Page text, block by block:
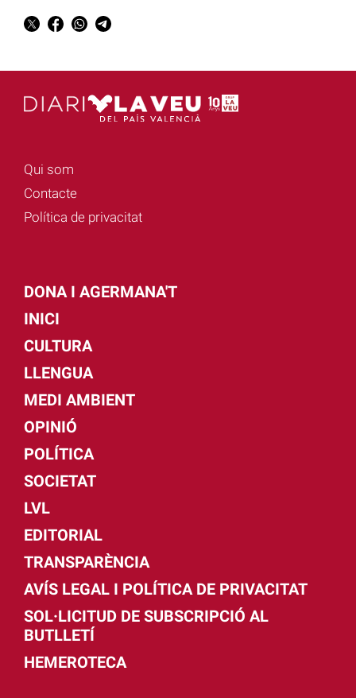
Qui som
Contacte
Política de privacitat
DONA I AGERMANA'T
INICI
CULTURA
LLENGUA
MEDI AMBIENT
OPINIÓ
POLÍTICA
SOCIETAT
LVL
EDITORIAL
TRANSPARÈNCIA
AVÍS LEGAL I POLÍTICA DE PRIVACITAT
SOL·LICITUD DE SUBSCRIPCIÓ AL
BUTLLETÍ
HEMEROTECA